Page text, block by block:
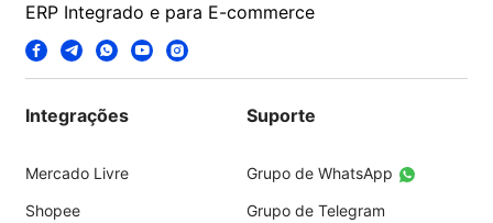
ERP Integrado e para E-commerce
Integrações
Mercado Livre
Shopee
Suporte
Grupo de WhatsApp
Grupo de Telegram